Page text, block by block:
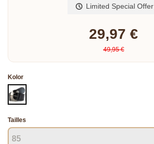
Limited Special Offer
29,97 €
49,95 €
Kolor
CZARNY
Tailles